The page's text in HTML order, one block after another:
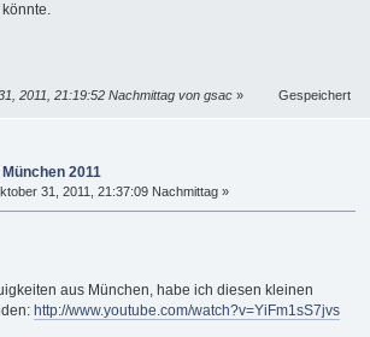
2011, 21:19:52 Nachmittag von gsac » Gespeichert
2011
31, 2011, 21:37:09 Nachmittag »
aus München, habe ich diesen kleinen
http://www.youtube.com/watch?v=YiFm1sS7jvs